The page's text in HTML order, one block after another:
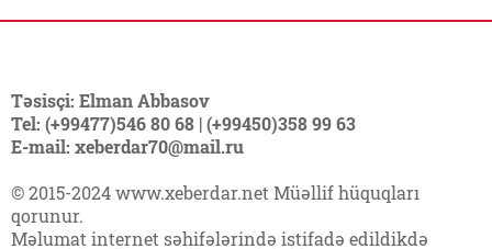
Təsisçi: Elman Abbasov
Tel: (+99477)546 80 68 | (+99450)358 99 63
E-mail: xeberdar70@mail.ru
© 2015-2024 www.xeberdar.net Müəllif hüquqları
qorunur.
Məlumat internet səhifələrində istifadə edildikdə